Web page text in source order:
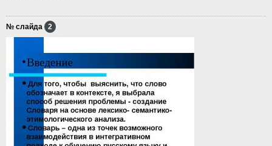
№ слайда 2